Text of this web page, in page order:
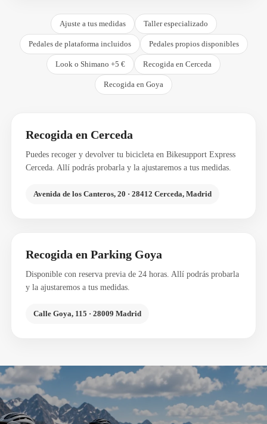
Ajuste a tus medidas Taller especializado
Pedales de plataforma incluidos Pedales propios disponibles
Look o Shimano +5 € Recogida en Cerceda
Recogida en Goya
Recogida en Cerceda
Puedes recoger y devolver tu bicicleta en Bikesupport Express
Cerceda. Allí podrás probarla y la ajustaremos a tus medidas.
Avenida de los Canteros, 20 · 28412 Cerceda, Madrid
Recogida en Parking Goya
Disponible con reserva previa de 24 horas. Allí podrás probarla
y la ajustaremos a tus medidas.
Calle Goya, 115 · 28009 Madrid